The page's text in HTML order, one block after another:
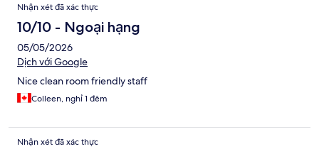
Nhận xét đã xác thực
10/10 - Ngoại hạng
05/05/2026
Dịch với Google
Nice clean room friendly staff
Colleen, nghỉ 1 đêm
Nhận xét đã xác thực